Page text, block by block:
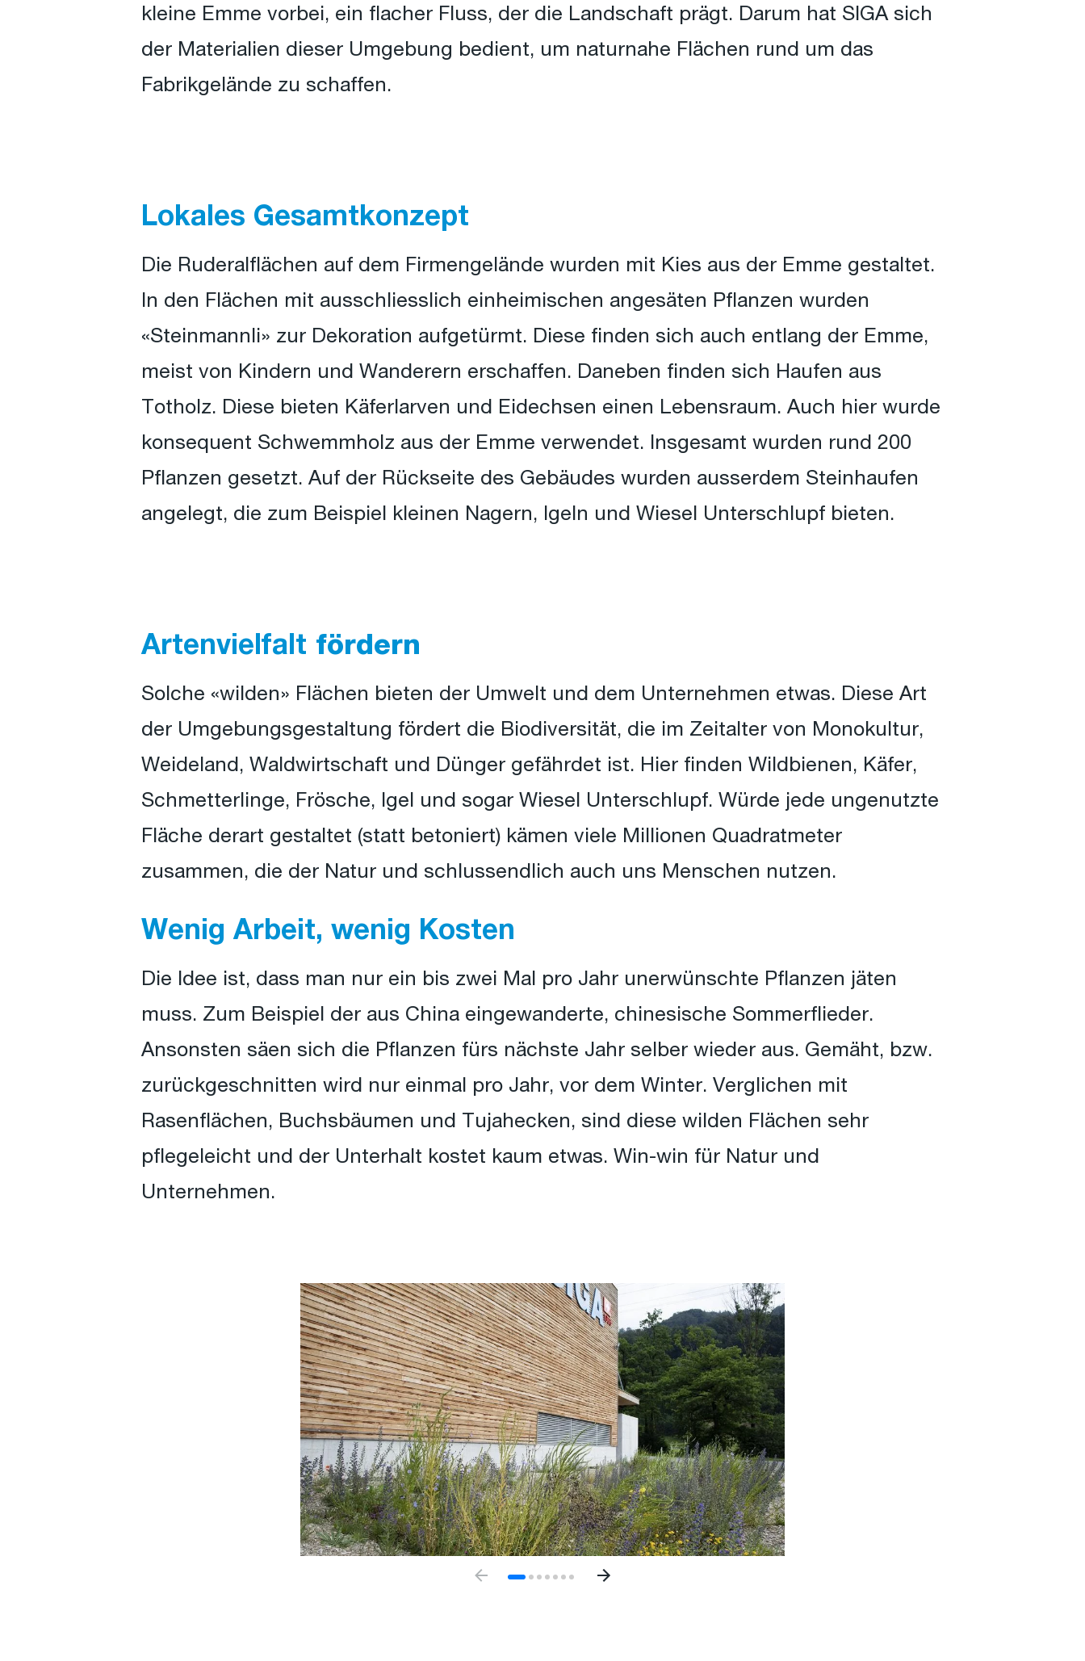
kleine Emme vorbei, ein flacher Fluss, der die Landschaft prägt. Darum hat SIGA sich
der Materialien dieser Umgebung bedient, um naturnahe Flächen rund um das
Fabrikgelände zu schaffen.
Lokales Gesamtkonzept
Die Ruderalflächen auf dem Firmengelände wurden mit Kies aus der Emme gestaltet.
In den Flächen mit ausschliesslich einheimischen angesäten Pflanzen wurden
«Steinmannli» zur Dekoration aufgetürmt. Diese finden sich auch entlang der Emme,
meist von Kindern und Wanderern erschaffen. Daneben finden sich Haufen aus
Totholz. Diese bieten Käferlarven und Eidechsen einen Lebensraum. Auch hier wurde
konsequent Schwemmholz aus der Emme verwendet. Insgesamt wurden rund 200
Pflanzen gesetzt. Auf der Rückseite des Gebäudes wurden ausserdem Steinhaufen
angelegt, die zum Beispiel kleinen Nagern, Igeln und Wiesel Unterschlupf bieten.
Artenvielfalt fördern
Solche «wilden» Flächen bieten der Umwelt und dem Unternehmen etwas. Diese Art
der Umgebungsgestaltung fördert die Biodiversität, die im Zeitalter von Monokultur,
Weideland, Waldwirtschaft und Dünger gefährdet ist. Hier finden Wildbienen, Käfer,
Schmetterlinge, Frösche, Igel und sogar Wiesel Unterschlupf. Würde jede ungenutzte
Fläche derart gestaltet (statt betoniert) kämen viele Millionen Quadratmeter
zusammen, die der Natur und schlussendlich auch uns Menschen nutzen.
Wenig Arbeit, wenig Kosten
Die Idee ist, dass man nur ein bis zwei Mal pro Jahr unerwünschte Pflanzen jäten
muss. Zum Beispiel der aus China eingewanderte, chinesische Sommerflieder.
Ansonsten säen sich die Pflanzen fürs nächste Jahr selber wieder aus. Gemäht, bzw.
zurückgeschnitten wird nur einmal pro Jahr, vor dem Winter. Verglichen mit
Rasenflächen, Buchsbäumen und Tujahecken, sind diese wilden Flächen sehr
pflegeleicht und der Unterhalt kostet kaum etwas. Win-win für Natur und
Unternehmen.